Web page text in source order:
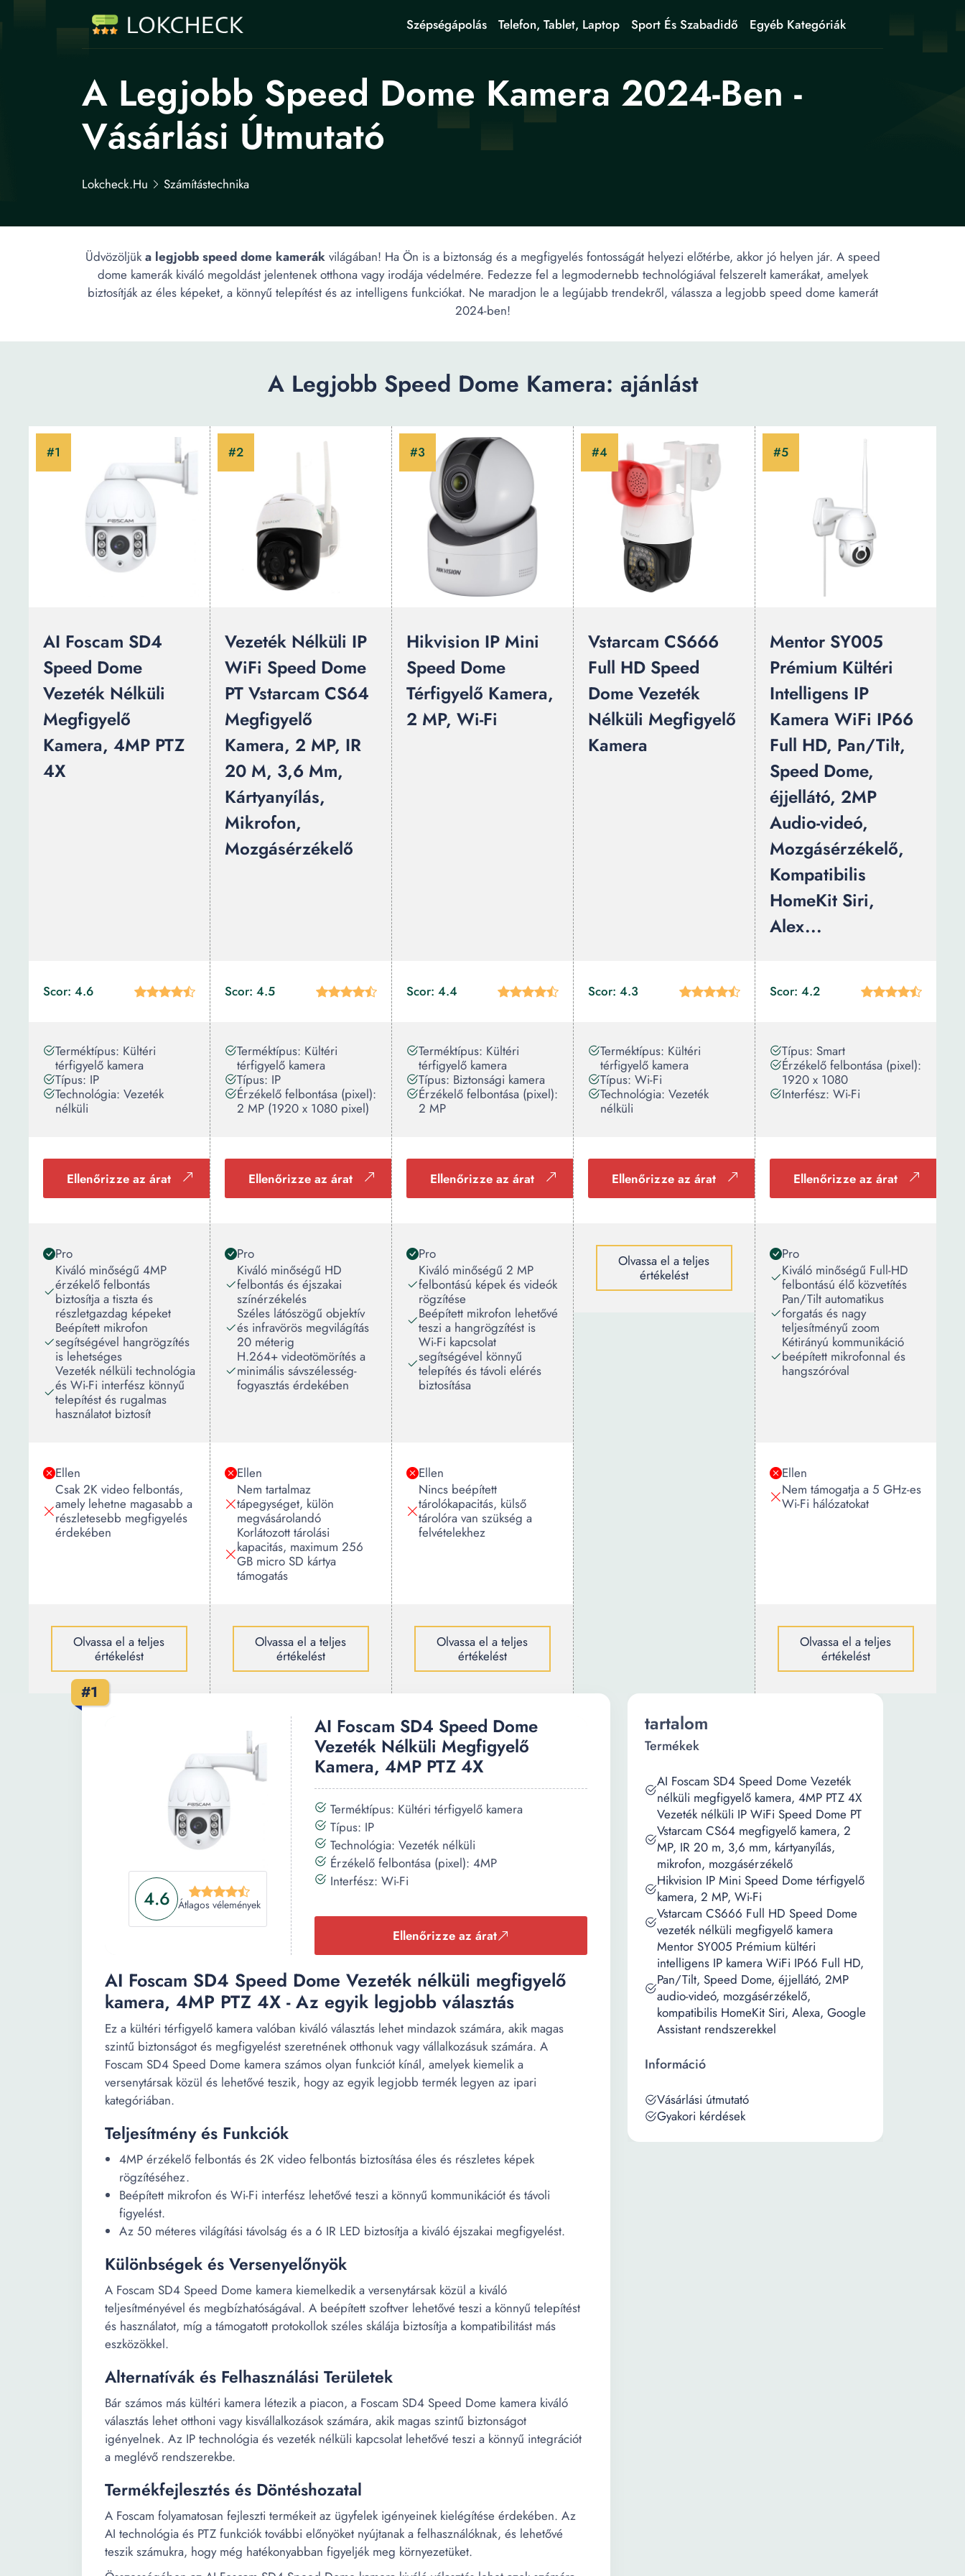
Szépségápolás Telefon, Tablet, Laptop Sport És Szabadidő Egyéb Kategóriák
A Legjobb Speed Dome Kamera 2024-Ben -
Vásárlási Útmutató
Lokcheck.hu Számítástechnika
Üdvözöljüka legjobb speed dome kamerákvilágában! Ha Ön is a biztonság és a megfigyelés fontosságát helyezi előtérbe, akkor jó helyen jár. A speed
dome kamerák kiváló megoldást jelentenek otthona vagy irodája védelmére. Fedezze fel a legmodernebb technológiával felszerelt kamerákat, amelyek
biztosítják az éles képeket, a könnyű telepítést és az intelligens funkciókat. Ne maradjon le a legújabb trendekről, válassza a legjobb speed dome kamerát
2024-ben!
A Legjobb Speed Dome Kamera: ajánlást
AI Foscam SD4
Speed Dome
Vezeték Nélküli
Megfigyelő
Kamera, 4MP PTZ
4X
Scor: 4.6
Terméktípus: Kültéri
térfigyelő kamera
Típus: IP
Technológia: Vezeték
nélküli
Ellenőrizze az árat
Pro
Kiváló minőségű 4MP
érzékelő felbontás
biztosítja a tiszta és
részletgazdag képeket
Beépített mikrofon
segítségével hangrögzítés
is lehetséges
Vezeték nélküli technológia
és Wi-Fi interfész könnyű
telepítést és rugalmas
használatot biztosít
Ellen
Csak 2K video felbontás,
amely lehetne magasabb a
részletesebb megfigyelés
érdekében
Olvassa el a teljes
értékelést
Vezeték Nélküli IP
WiFi Speed Dome
PT Vstarcam CS64
Megfigyelő
Kamera, 2 MP, IR
20 M, 3,6 Mm,
Kártyanyílás,
Mikrofon,
Mozgásérzékelő
Scor: 4.5
Terméktípus: Kültéri
térfigyelő kamera
Típus: IP
Érzékelő felbontása (pixel):
2 MP (1920 x 1080 pixel)
Ellenőrizze az árat
Pro
Kiváló minőségű HD
felbontás és éjszakai
színérzékelés
Széles látószögű objektív
és infravörös megvilágítás
20 méterig
H.264+ videotömörítés a
minimális sávszélesség-
fogyasztás érdekében
Ellen
Nem tartalmaz
tápegységet, külön
megvásárolandó
Korlátozott tárolási
kapacitás, maximum 256
GB micro SD kártya
támogatás
Olvassa el a teljes
értékelést
Hikvision IP Mini
Speed Dome
Térfigyelő Kamera,
2 MP, Wi-Fi
Scor: 4.4
Terméktípus: Kültéri
térfigyelő kamera
Típus: Biztonsági kamera
Érzékelő felbontása (pixel):
2 MP
Ellenőrizze az árat
Pro
Kiváló minőségű 2 MP
felbontású képek és videók
rögzítése
Beépített mikrofon lehetővé
teszi a hangrögzítést is
Wi-Fi kapcsolat
segítségével könnyű
telepítés és távoli elérés
biztosítása
Ellen
Nincs beépített
tárolókapacitás, külső
tárolóra van szükség a
felvételekhez
Olvassa el a teljes
értékelést
Vstarcam CS666
Full HD Speed
Dome Vezeték
Nélküli Megfigyelő
Kamera
Scor: 4.3
Terméktípus: Kültéri
térfigyelő kamera
Típus: Wi-Fi
Technológia: Vezeték
nélküli
Ellenőrizze az árat
Olvassa el a teljes
értékelést
Mentor SY005
Prémium Kültéri
Intelligens IP
Kamera WiFi IP66
Full HD, Pan/Tilt,
Speed Dome,
éjjellátó, 2MP
Audio-videó,
Mozgásérzékelő,
Kompatibilis
HomeKit Siri,
Alex...
Scor: 4.2
Típus: Smart
Érzékelő felbontása (pixel):
1920 x 1080
Interfész: Wi-Fi
Ellenőrizze az árat
Pro
Kiváló minőségű Full-HD
felbontású élő közvetítés
Pan/Tilt automatikus
forgatás és nagy
teljesítményű zoom
Kétirányú kommunikáció
beépített mikrofonnal és
hangszóróval
Ellen
Nem támogatja a 5 GHz-es
Wi-Fi hálózatokat
Olvassa el a teljes
értékelést
#1
4.6 Átlagos vélemények
AI Foscam SD4 Speed Dome
Vezeték Nélküli Megfigyelő
Kamera, 4MP PTZ 4X
Terméktípus: Kültéri térfigyelő kamera
Típus: IP
Technológia: Vezeték nélküli
Érzékelő felbontása (pixel): 4MP
Interfész: Wi-Fi
Ellenőrizze az árat
AI Foscam SD4 Speed Dome Vezeték nélküli megfigyelő
kamera, 4MP PTZ 4X - Az egyik legjobb választás
Ez a kültéri térfigyelő kamera valóban kiváló választás lehet mindazok számára, akik magas
szintű biztonságot és megfigyelést szeretnének otthonuk vagy vállalkozásuk számára. A
Foscam SD4 Speed Dome kamera számos olyan funkciót kínál, amelyek kiemelik a
versenytársak közül és lehetővé teszik, hogy az egyik legjobb termék legyen az ipari
kategóriában.
Teljesítmény és Funkciók
4MP érzékelő felbontás és 2K video felbontás biztosítása éles és részletes képek
rögzítéséhez.
Beépített mikrofon és Wi-Fi interfész lehetővé teszi a könnyű kommunikációt és távoli
figyelést.
Az 50 méteres világítási távolság és a 6 IR LED biztosítja a kiváló éjszakai megfigyelést.
Különbségek és Versenyelőnyök
A Foscam SD4 Speed Dome kamera kiemelkedik a versenytársak közül a kiváló
teljesítményével és megbízhatóságával. A beépített szoftver lehetővé teszi a könnyű telepítést
és használatot, míg a támogatott protokollok széles skálája biztosítja a kompatibilitást más
eszközökkel.
Alternatívák és Felhasználási Területek
Bár számos más kültéri kamera létezik a piacon, a Foscam SD4 Speed Dome kamera kiváló
választás lehet otthoni vagy kisvállalkozások számára, akik magas szintű biztonságot
igényelnek. Az IP technológia és vezeték nélküli kapcsolat lehetővé teszi a könnyű integrációt
a meglévő rendszerekbe.
Termékfejlesztés és Döntéshozatal
A Foscam folyamatosan fejleszti termékeit az ügyfelek igényeinek kielégítése érdekében. Az
AI technológia és PTZ funkciók további előnyöket nyújtanak a felhasználóknak, és lehetővé
teszik számukra, hogy még hatékonyabban figyeljék meg környezetüket.
tartalom
Termékek
AI Foscam SD4 Speed Dome Vezeték
nélküli megfigyelő kamera, 4MP PTZ 4X
Vezeték nélküli IP WiFi Speed Dome PT
Vstarcam CS64 megfigyelő kamera, 2
MP, IR 20 m, 3,6 mm, kártyanyílás,
mikrofon, mozgásérzékelő
Hikvision IP Mini Speed Dome térfigyelő
kamera, 2 MP, Wi-Fi
Vstarcam CS666 Full HD Speed Dome
vezeték nélküli megfigyelő kamera
Mentor SY005 Prémium kültéri
intelligens IP kamera WiFi IP66 Full HD,
Pan/Tilt, Speed Dome, éjjellátó, 2MP
audio-videó, mozgásérzékelő,
kompatibilis HomeKit Siri, Alexa, Google
Assistant rendszerekkel
Információ
Vásárlási útmutató
Gyakori kérdések